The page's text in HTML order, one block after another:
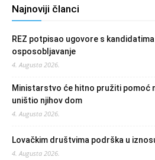
Najnoviji članci
REZ potpisao ugovore s
osposobljavanje
4. Augusta 2026.
Ministarstvo će hitno pružiti pomoć
uništio njihov dom
4. Augusta 2026.
Lovačkim društvima podrška u
4. Augusta 2026.